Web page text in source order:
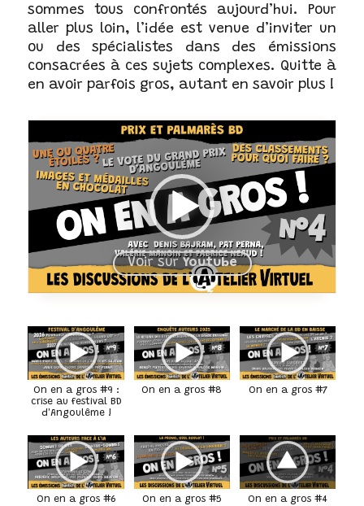
sommes tous confrontés aujourd’hui. Pour
aller plus loin, l’idée est venue d’inviter un
ou des spécialistes dans des émissions
consacrées à ces sujets complexes. Quitte à
en avoir parfois gros, autant en savoir plus !
Voir sur Youtube
On en a gros #9 :
crise au festival BD
d'Angoulême !
On en a gros #8 On en a gros #7
On en a gros #6 On en a gros #5 On en a gros #4